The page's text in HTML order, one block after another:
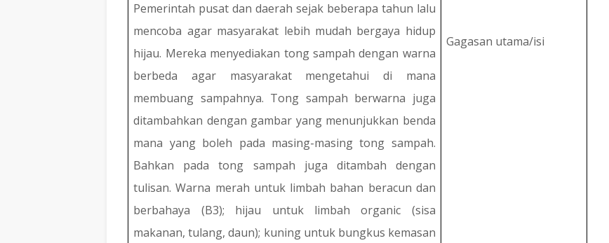
Pemerintah pusat dan daerah sejak beberapa tahun lalu
mencoba agar masyarakat lebih mudah bergaya hidup
hijau. Mereka menyediakan tong sampah dengan warna
berbeda agar masyarakat mengetahui di mana
membuang sampahnya. Tong sampah berwarna juga
ditambahkan dengan gambar yang menunjukkan benda
mana yang boleh pada masing-masing tong sampah.
Bahkan pada tong sampah juga ditambah dengan
tulisan. Warna merah untuk limbah bahan beracun dan
berbahaya (B3); hijau untuk limbah organic (sisa
makanan, tulang, daun); kuning untuk bungkus kemasan
Gagasan utama/isi